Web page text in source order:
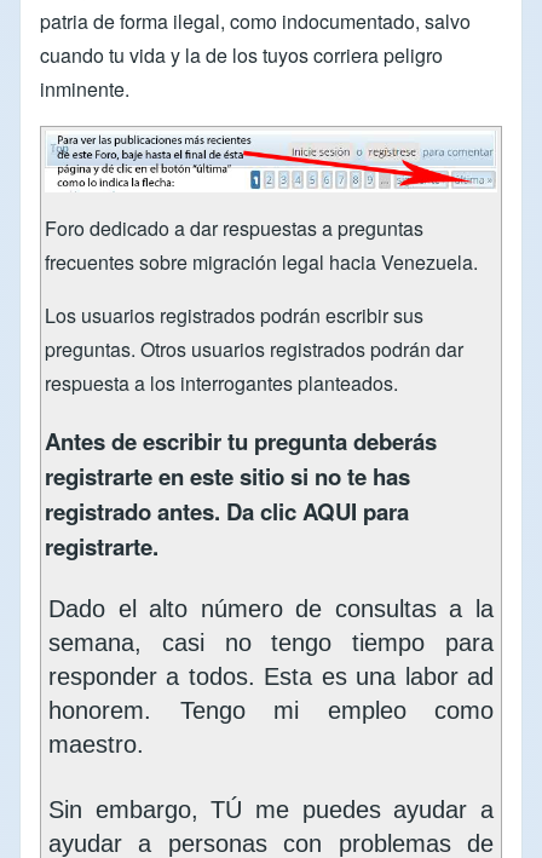
patria de forma ilegal, como indocumentado, salvo
cuando tu vida y la de los tuyos corriera peligro
inminente.
Foro dedicado a dar respuestas a preguntas
frecuentes sobre migración legal hacia Venezuela.
Los usuarios registrados podrán escribir sus
preguntas. Otros usuarios registrados podrán dar
respuesta a los interrogantes planteados.
Antes de escribir tu pregunta deberás
registrarte en este sitio si no te has
registrado antes. Da clicAQUI para
registrarte.
Dado el alto número de consultas a la
semana, casi no tengo tiempo para
responder a todos. Esta es una labor ad
honorem. Tengo mi empleo como
maestro.
Sin embargo, TÚ me puedes ayudar a
ayudar a personas con problemas de